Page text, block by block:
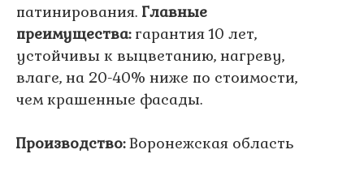
патинирования. Главные
преимущества: гарантия 10 лет,
устойчивы к выцветанию, нагреву,
влаге, на 20-40% ниже по стоимости,
чем крашенные фасады.
Производство:Воронежская область